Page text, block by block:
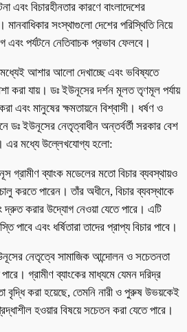
এবং বিচারহীনতার কারণে বাংলাদেশের
সংস্থাগুলো দেশের পরিস্থিতি নিয়ে
এবং পর্যটনে নেতিবাচক প্রভাব ফেলবে।
আশার আলো দেখাচ্ছে এবং ভবিষ্যতে
করা যায়। ডঃ ইউনূসের দর্শন মূলত তৃণমূল পর্যায়
এবং মানুষের ক্ষমতায়নে বিশ্বাসী। ধর্ষণ ও
ডঃ ইউনূসের নেতৃত্বাধীন অন্তর্বর্তী সরকার বেশ
এর মধ্যে উল্লেখযোগ্য হলো:
গ্রামীণ ব্যাংক মডেলের মতো বিচার ব্যবস্থায়ও
করতে পারেন। তাঁর অধীনে, বিচার ব্যবস্থাকে
করার উদ্যোগ নেওয়া যেতে পারে। এটি
পাবে এবং ধর্ষিতারা তাদের প্রাপ্য বিচার পাবে।
নেতৃত্বে সামাজিক আন্দোলন ও সচেতনতা
গ্রামীণ ব্যাংকের মাধ্যমে যেমন দরিদ্র
বৃদ্ধি করা হয়েছে, তেমনি নারী ও পুরুষ উভয়কেই
হওয়ার বিষয়ে সচেতন করা যেতে পারে।